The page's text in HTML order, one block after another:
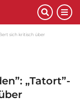
sich kritisch über
„Tatort”-